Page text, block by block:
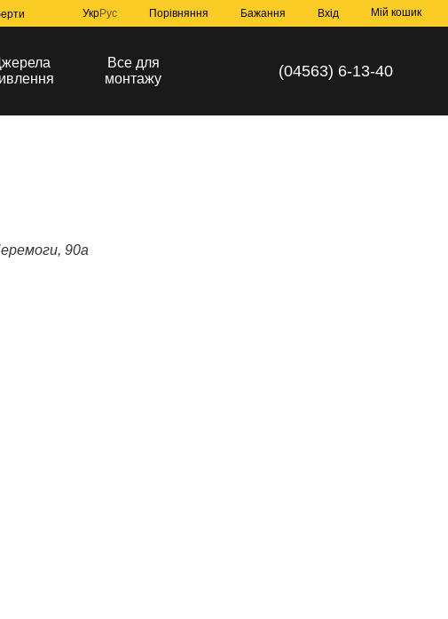
УкрРус Порівняння Бажання Вхід Мій кошик
Все для
монтажу
(04563) 6-13-40
90а